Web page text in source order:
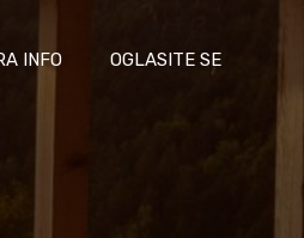
INFO OGLASITE SE